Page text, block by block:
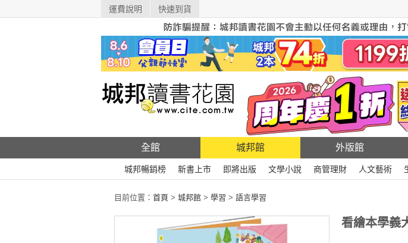
運費說明 快速到貨
全館 城邦館 外版館
城邦暢銷榜 新書上市 即將出版 文學小說 商管理財 人文藝術
目前位置： 首頁 > 城邦館 > 學習 > 語言學習
看繪本學義